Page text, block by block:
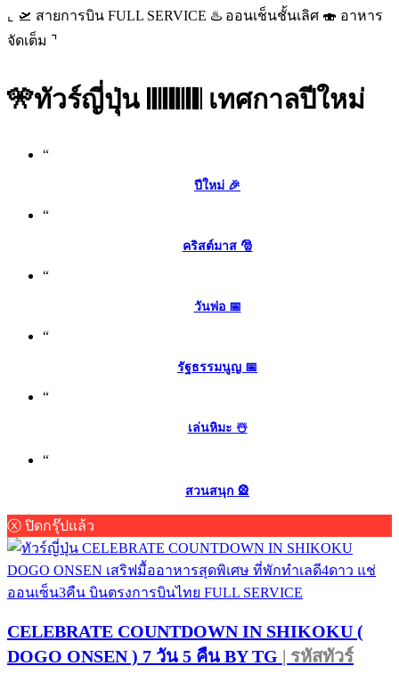
⌞ 🛫 สายการบิน FULL SERVICE ♨️ ออนเช็นชั้นเลิศ 🍣 อาหาร
จัดเต็ม ⌝
🎌ทัวร์ญี่ปุ่น 𝄃𝄃𝄂𝄂𝄀𝄁𝄃𝄂𝄂𝄃 เทศกาลปีใหม่
“
ปีใหม่ 🎉
“
คริสต์มาส 🎅
“
วันพ่อ 📅
“
รัฐธรรมนูญ 📅
“
เล่นหิมะ ☃️
“
สวนสนุก 🎡
ⓧ ปิดกรุ๊ปแล้ว
CELEBRATE COUNTDOWN IN SHIKOKU (
DOGO ONSEN ) 7 วัน 5 คืน BY TG | รหัสทัวร์